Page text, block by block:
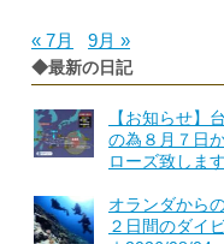
« 7月 9月 »
◆最新の日記
【お知らせ】
の為８月７日
ローズ致します
オランダから
２日間のダイ